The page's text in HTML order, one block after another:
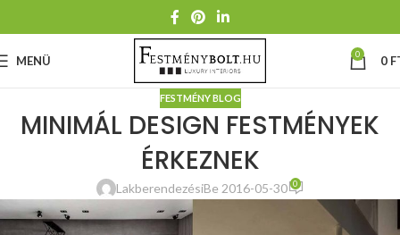
MENÜ 0 0
FESTMÉNY BLOG
MINIMÁL DESIGN FESTMÉNYEK
ÉRKEZNEK
LakberendezésiBe 2016-05-30 0